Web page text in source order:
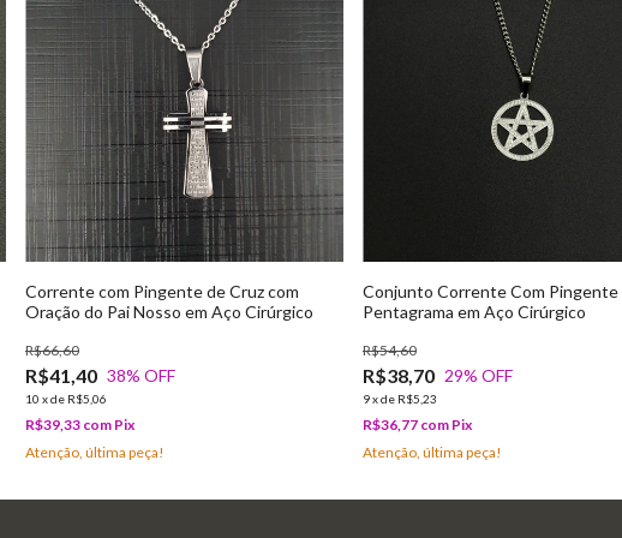
Corrente com Pingente de Cruz com
Oração do Pai Nosso em Aço Cirúrgico
R$41,40
R$66,60
38% OFF
10 xde R$5,06
R$39,33 com Pix
Atenção, última peça!
Conjunto Corrente Com Pingente
Pentagrama em Aço Cirúrgico
R$38,70
R$54,60
29% OFF
9xde R$5,23
R$36,77 com Pix
Atenção, última peça!